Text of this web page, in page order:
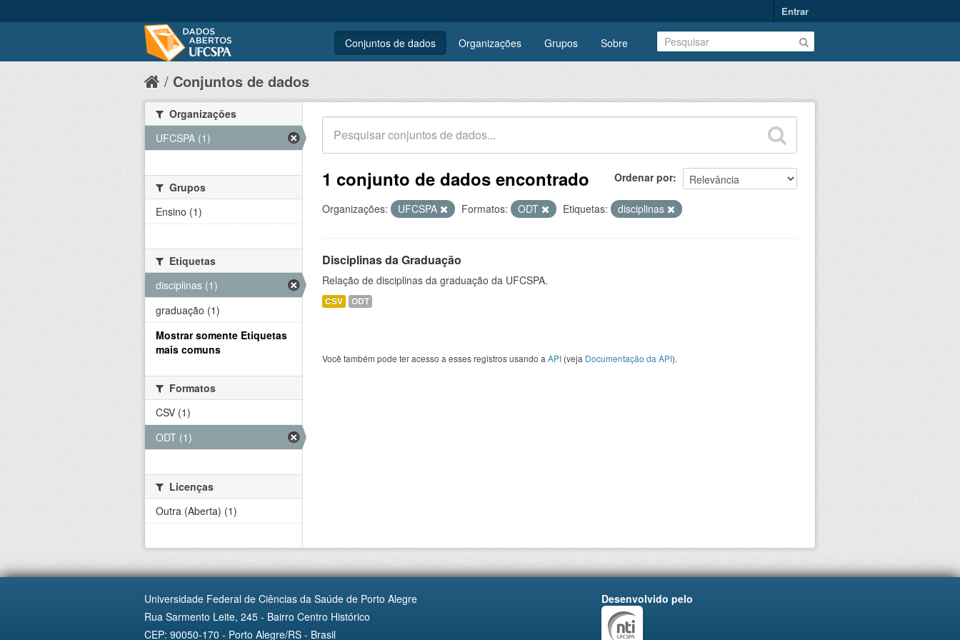
Entrar
Conjuntos de dados Organizações Grupos Sobre
Conjuntos de dados
Ordenar por
1 conjunto de dados encontrado
Organizações: UFCSPA Formatos: ODT Etiquetas: disciplinas
Disciplinas da Graduação
Relação de disciplinas da graduação da UFCSPA.
CSV ODT
Você também pode ter acesso a esses registros usando a API (veja Documentação da API).
Organizações
UFCSPA (1)
Grupos
Ensino (1)
Etiquetas
disciplinas (1)
graduação (1)
Mostrar somente Etiquetas
mais comuns
Formatos
CSV (1)
ODT (1)
Licenças
Outra (Aberta) (1)
Universidade Federal de Ciências da Saúde de Porto Alegre
Rua Sarmento Leite, 245 - Bairro Centro Histórico
CEP: 90050-170 - Porto Alegre/RS - Brasil
Desenvolvido pelo